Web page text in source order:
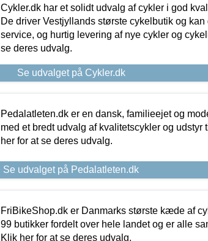
Cykler.dk har et solidt udvalg af cykler i god
De driver Vestjyllands største cykelbutik og kan
service, og hurtig levering af nye cykler og
se deres udvalg.
Se udvalget på Cykler.dk
Pedalatleten.dk er en dansk, familieejet og
med et bredt udvalg af kvalitetscykler og udstyr
her for at se deres udvalg.
Se udvalget på Pedalatleten.dk
FriBikeShop.dk er Danmarks største kæde af
99 butikker fordelt over hele landet og er alle
Klik her for at se deres udvalg.